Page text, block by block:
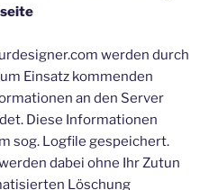
werden durch
Einsatz kommenden
an den Server
Diese Informationen
sog. Logfile gespeichert.
dabei ohne Ihr Zutun
Löschung